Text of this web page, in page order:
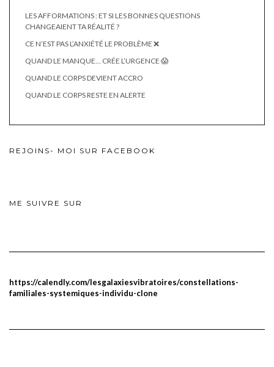
LES AFFORMATIONS : ET SI LES BONNES QUESTIONS
CHANGEAIENT TA RÉALITÉ ?
CE N’EST PAS L’ANXIÉTÉ LE PROBLÈME ❌
QUAND LE MANQUE… CRÉE L’URGENCE 😱
QUAND LE CORPS DEVIENT ACCRO
QUAND LE CORPS RESTE EN ALERTE
REJOINS- MOI SUR FACEBOOK
ME SUIVRE SUR
https://calendly.com/lesgalaxiesvibratoires/constellations-
familiales-systemiques-individu-clone